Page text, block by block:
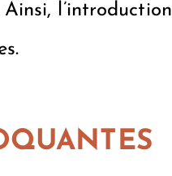
Ainsi, l’introduction